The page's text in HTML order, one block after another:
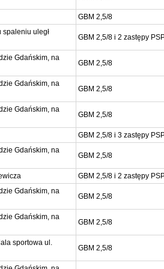
GBM 2,5/8
spaleniu uległ
GBM 2,5/8 i 2 zastępy
Gdańskim, na
GBM 2,5/8
Gdańskim, na
GBM 2,5/8
Gdańskim, na
GBM 2,5/8
GBM 2,5/8 i 3 zastępy
Gdańskim, na
GBM 2,5/8
GBM 2,5/8 i 2 zastępy
Gdańskim, na
GBM 2,5/8
Gdańskim, na
GBM 2,5/8
sportowa ul.
GBM 2,5/8